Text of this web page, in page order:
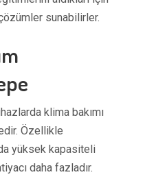
sunabilirler.
klima bakımı
Özellikle
yüksek kapasiteli
daha fazladır.